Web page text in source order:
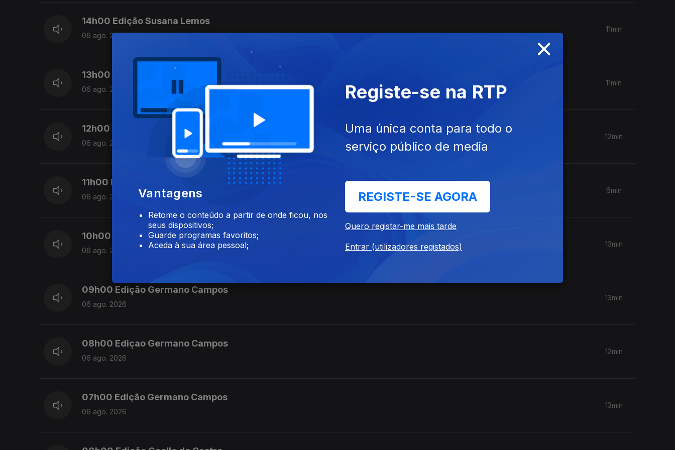
14h00 Edição Susana Lemos
06 ago. 2026
11min
13h00 Edição Susana Lemos
06 ago. 2026
11min
12h00 Edição Susana Lemos
06 ago. 2026
12min
11h00 Edição Susana Lemos
06 ago. 2026
6min
10h00 Edição Germano Campos
06 ago. 2026
13min
09h00 Edição Germano Campos
06 ago. 2026
13min
08h00 Ediçao Germano Campos
06 ago. 2026
12min
07h00 Edição Germano Campos
06 ago. 2026
13min
×
Vantagens
Retome o conteúdo a partir de onde ficou, nos
seus dispositivos;
Guarde programas favoritos;
Aceda à sua área pessoal;
Registe-se na RTP
Uma única conta para todo o
serviço público de media
REGISTE-SE AGORA
Quero registar-me mais tarde
Entrar (utilizadores registados)